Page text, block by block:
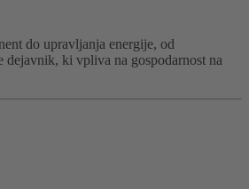
do upravljanja energije, od
dejavnik, ki vpliva na gospodarnost na